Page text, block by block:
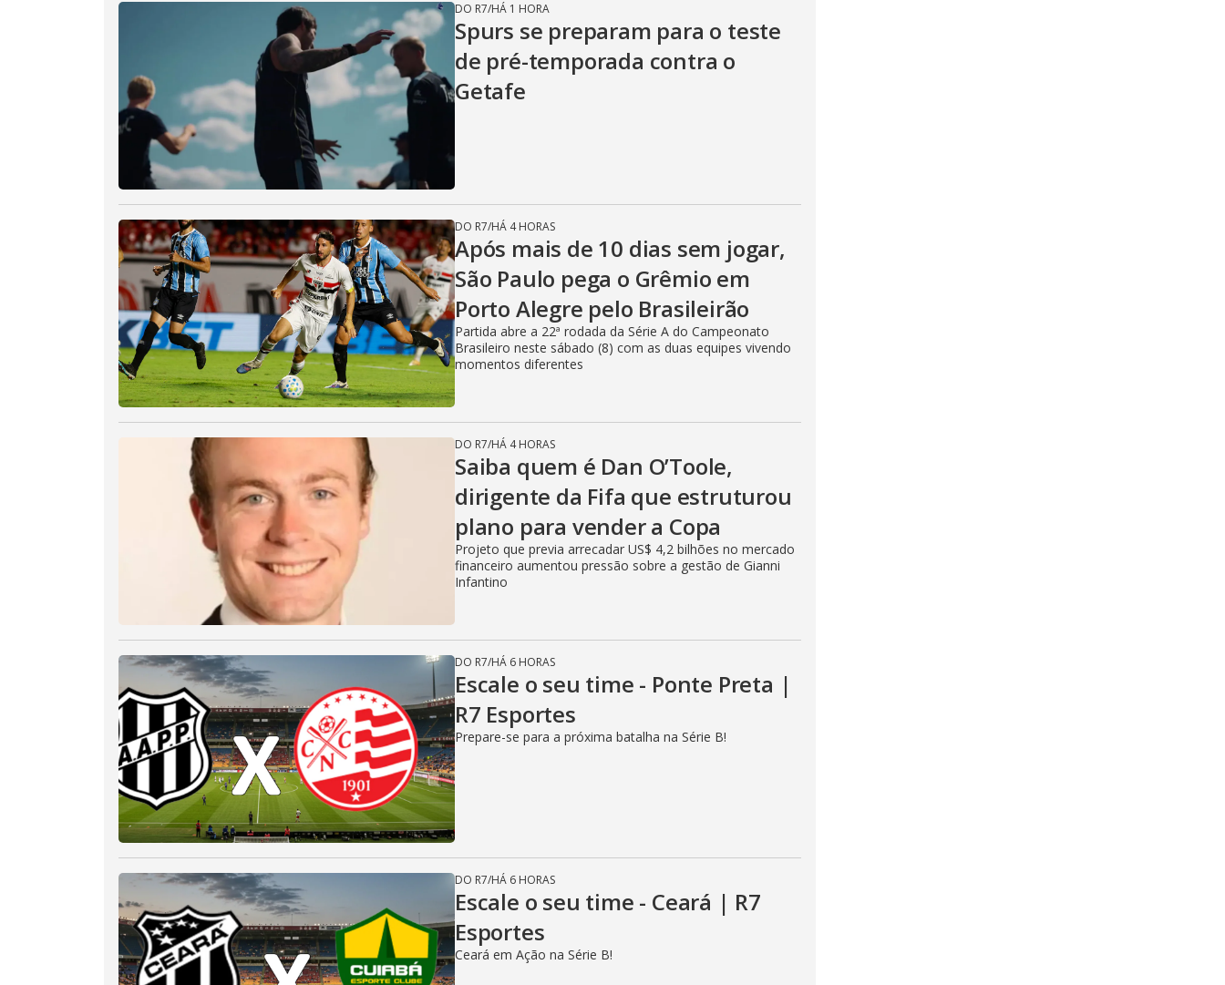
DO R7/HÁ 1 HORA
Spurs se preparam para o teste
de pré-temporada contra o
Getafe
DO R7/HÁ 4 HORAS
Após mais de 10 dias sem jogar,
São Paulo pega o Grêmio em
Porto Alegre pelo Brasileirão
Partida abre a 22ª rodada da Série A do Campeonato
Brasileiro neste sábado (8) com as duas equipes vivendo
momentos diferentes
DO R7/HÁ 4 HORAS
Saiba quem é Dan O’Toole,
dirigente da Fifa que estruturou
plano para vender a Copa
Projeto que previa arrecadar US$ 4,2 bilhões no mercado
financeiro aumentou pressão sobre a gestão de Gianni
Infantino
DO R7/HÁ 6 HORAS
Escale o seu time - Ponte Preta |
R7 Esportes
Prepare-se para a próxima batalha na Série B!
DO R7/HÁ 6 HORAS
Escale o seu time - Ceará | R7
Esportes
Ceará em Ação na Série B!